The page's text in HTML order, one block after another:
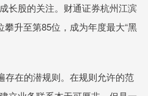
长股的关注。财通证券杭州江滨
升至第85位，成为年度最大“黑
存在的潜规则。在规则允许的范